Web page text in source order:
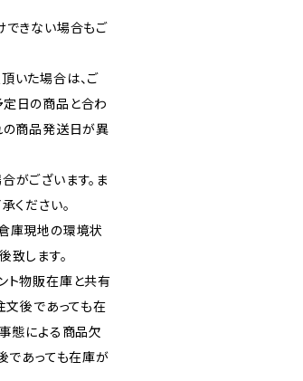
できない場合もご
いた場合は、ご
日の商品と合わ
の商品発送日が異
がございます。ま
ください。
庫現地の環境状
します。
ト物販在庫と共有
文後であっても在
態による商品欠
であっても在庫が